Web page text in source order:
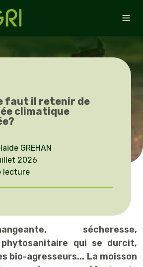
faut il retenir de
climatique
GREHAN
2026
lecture
sécheresse,
qui se durcit,
bio-agresseurs... La moisson